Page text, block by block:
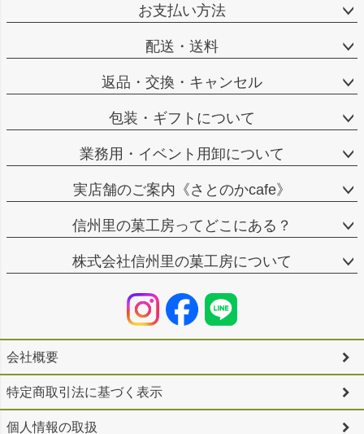
お支払い方法
配送・送料
返品・交換・キャンセル
包装・ギフトについて
業務用・イベント用卸について
実店舗のご案内《さとのかcafe》
信州里の菓工房ってどこにある？
株式会社信州里の菓工房について
会社概要
特定商取引法に基づく表示
個人情報の取扱